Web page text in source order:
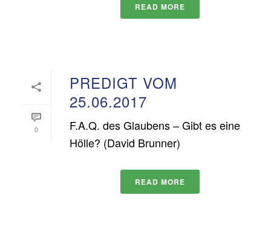
READ MORE
0
PREDIGT VOM
25.06.2017
F.A.Q. des Glaubens – Gibt es eine
Hölle? (David Brunner)
READ MORE